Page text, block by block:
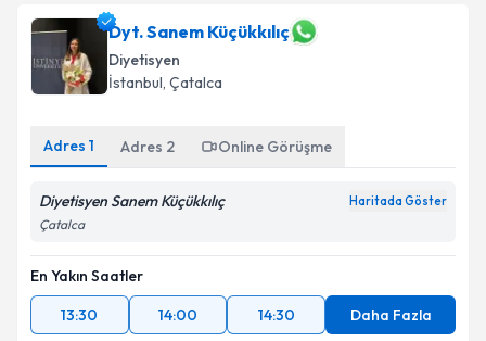
için bir takvim hazırlandığında e-posta ile
bilgilendireceğiz.
E-posta Adresiniz
Kişisel verilerimin işlenmesine ilişkin
Aydınlatma
Takvim Talebini Gönder
Dyt. Sanem Küçükkılıç
Diyetisyen
İstanbul , Çatalca
Adres 1 Adres 2 Online Görüşme
Diyetisyen Sanem Küçükkılıç Haritada Göster
Çatalca
En Yakın Saatler
13:30
14:00 14:30 Daha Fazla